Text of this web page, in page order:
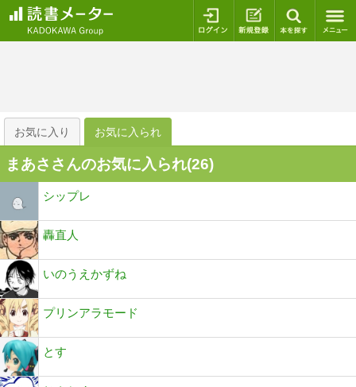
ログイン 新規登録
お気に入り お気に入られ
まあささんのお気に入られ(26)
シップレ
轟直人
いのうえかずね
プリンアラモード
とす